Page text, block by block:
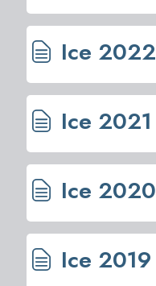
Ice 2022
Ice 2021
Ice 2020
Ice 2019